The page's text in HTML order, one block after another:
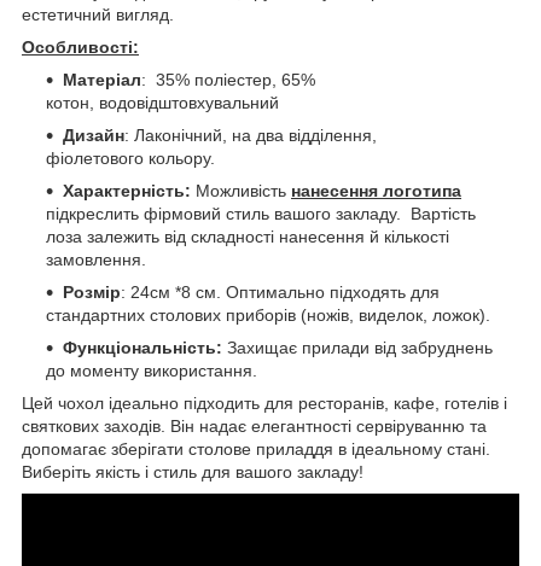
естетичний вигляд.
Особливості:
Матеріал: 35% поліестер, 65%
котон, водовідштовхувальний
Дизайн: Лаконічний, на два відділення,
фіолетового кольору.
Характерність: Можливість нанесення логотипа
підкреслить фірмовий стиль вашого закладу. Вартість
лоза залежить від складності нанесення й кількості
замовлення.
Розмір: 24см *8 см. Оптимально підходять для
стандартних столових приборів (ножів, виделок, ложок).
Функціональність: Захищає прилади від забруднень
до моменту використання.
Цей чохол ідеально підходить для ресторанів, кафе, готелів і
святкових заходів. Він надає елегантності сервіруванню та
допомагає зберігати столове приладдя в ідеальному стані.
Виберіть якість і стиль для вашого закладу!